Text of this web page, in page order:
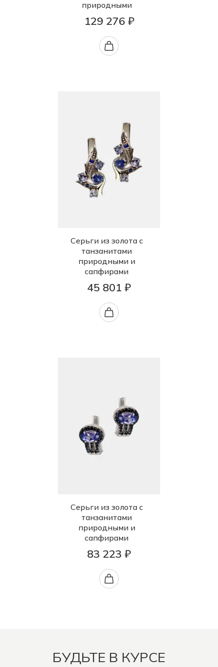
природными
129 276 ₽
Серьги из золота с
танзанитами
природными и
сапфирами
45 801 ₽
Серьги из золота с
танзанитами
природными и
сапфирами
83 223 ₽
БУДЬТЕ В КУРСЕ